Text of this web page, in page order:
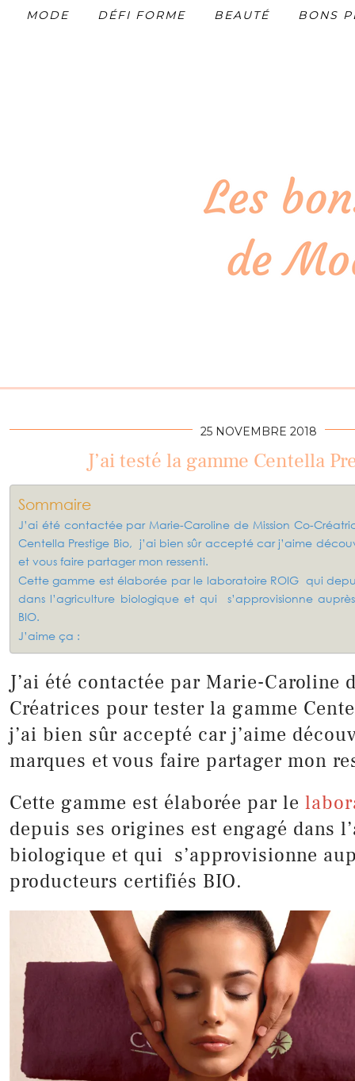
MODE DÉFI FORME BEAUTÉ BONS
25 NOVEMBRE 2018
J’ai testé la gamme Centella
Sommaire
J’ai été contactée par Marie-Caroline de Mission Co-
Centella Prestige Bio, j’ai bien sûr accepté car j’aime
et vous faire partager mon ressenti.
Cette gamme est élaborée par le laboratoire ROIG qui
dans l’agriculture biologique et qui s’approvisionne
BIO.
J’aime ça :
J’ai été contactée par Marie-Caroline
Créatrices pour tester la gamme
j’ai bien sûr accepté car j’aime
marques et vous faire partager mon
Cette gamme est élaborée par le
depuis ses origines est engagé dans
biologique et qui s’approvisionne
producteurs certifiés BIO.